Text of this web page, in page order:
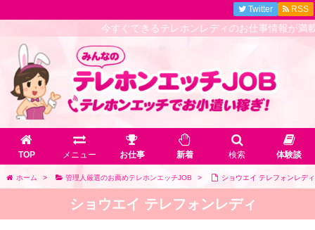
今すぐできるテレホンレディのお仕事情報が満載！
TOP メニュー お仕事 新着 検索 体験談
Twitter RSS
ホーム > 管理人厳選のお薦めテレホンエッチJOB > ショウエイ テレフォンレディ
ショウエイ テレフォンレディ